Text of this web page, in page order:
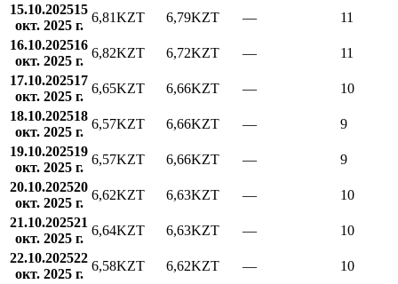
15.10.202515
окт. 2025 г.
6,81KZT 6,79KZT —
11
16.10.202516
окт. 2025 г.
6,82KZT 6,72KZT —
11
17.10.202517
окт. 2025 г.
6,65KZT 6,66KZT —
10
18.10.202518
окт. 2025 г.
6,57KZT 6,66KZT —
9
19.10.202519
окт. 2025 г.
6,57KZT 6,66KZT —
9
20.10.202520
окт. 2025 г.
6,62KZT 6,63KZT —
10
21.10.202521
окт. 2025 г.
6,64KZT 6,63KZT —
10
22.10.202522
окт. 2025 г.
6,58KZT 6,62KZT —
10